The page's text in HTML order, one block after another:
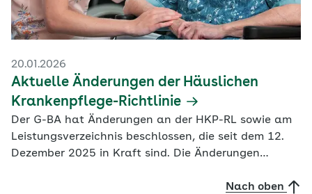
20.01.2026
Aktuelle Änderungen der Häuslichen
Krankenpflege-Richtlinie
Der G-BA hat Änderungen an der HKP-RL sowie am
Leistungsverzeichnis beschlossen, die seit dem 12.
Dezember 2025 in Kraft sind. Die Änderungen
Leistung im Leistungsverzeichnis sowie der Wegfall
Nach oben